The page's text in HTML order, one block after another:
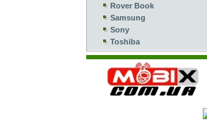
Rover Book
Samsung
Sony
Toshiba